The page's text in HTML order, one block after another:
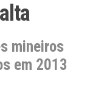
mineiros
em 2013